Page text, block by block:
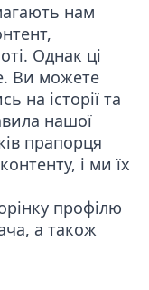
нам
Однак ці
Ви можете
на історії та
нашої
прапорця
і ми їх
профілю
а також